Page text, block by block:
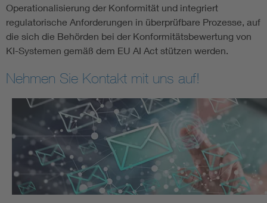
Operationalisierung der Konformität und integriert
regulatorische Anforderungen in überprüfbare Prozesse, auf
die sich die Behörden bei der Konformitätsbewertung von
KI-Systemen gemäß dem EU AI Act stützen werden.
Nehmen Sie Kontakt mit uns auf!